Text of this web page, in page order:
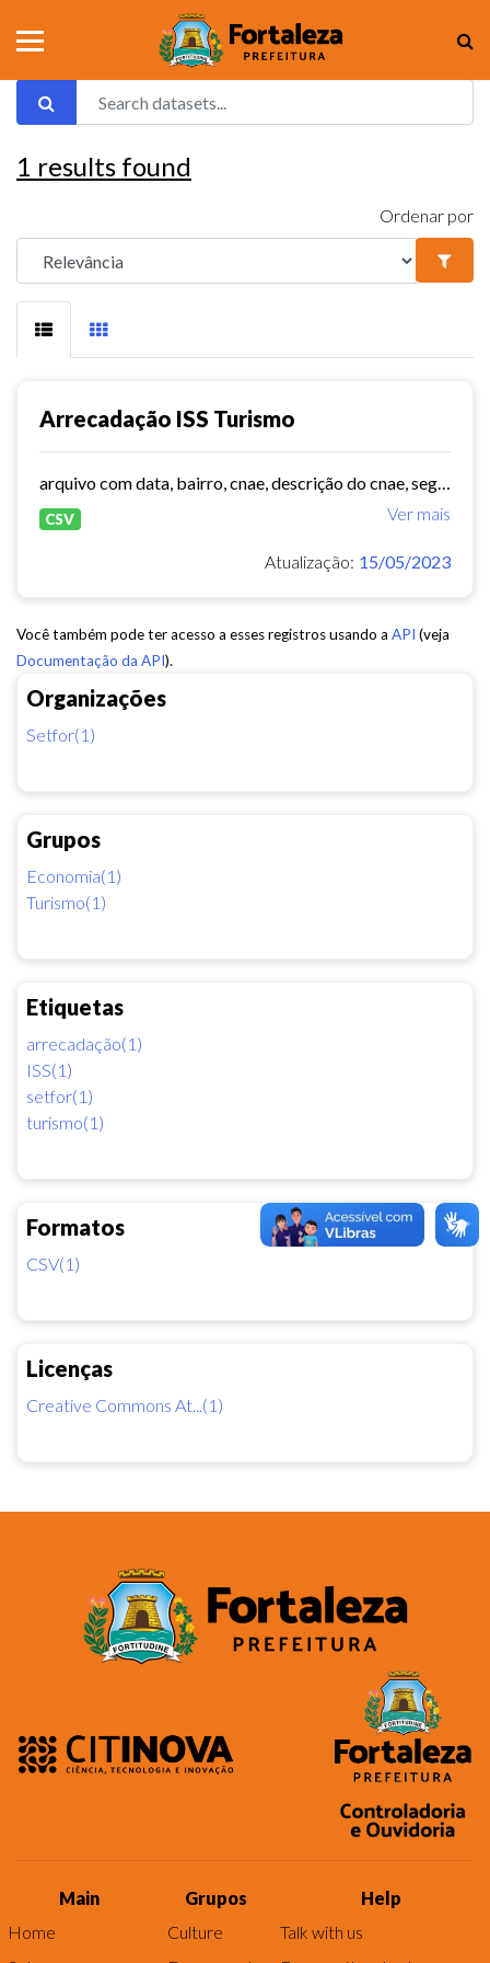
Organizações
Setfor(1)
Grupos
Economia(1)
Turismo(1)
Etiquetas
arrecadação(1)
ISS(1)
setfor(1)
turismo(1)
Formatos
CSV(1)
Licenças
Creative Commons At...(1)
1 results found
Ordenar por
Arrecadação ISS Turismo
Ver mais
CSV
Atualização: 15/05/2023
Você também pode ter acesso a esses registros usando a API (veja
Documentação da API).
Main
Home
Grupos
Culture
Help
Talk with us